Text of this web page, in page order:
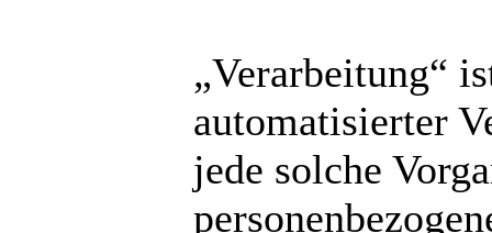
„Verarbeitung“
automatisierter
jede solche